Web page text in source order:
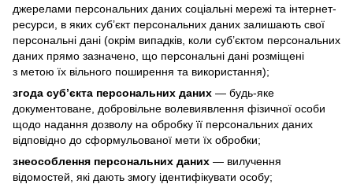
джерелами персональних даних соціальні мережі та інтернет-
ресурси, в яких суб’єкт персональних даних залишають свої
персональні дані (окрім випадків, коли суб’єктом персональних
даних прямо зазначено, що персональні дані розміщені
з метою їх вільного поширення та використання);
згода суб’єкта персональних даних — будь-яке
документоване, добровільне волевиявлення фізичної особи
щодо надання дозволу на обробку її персональних даних
відповідно до сформульованої мети їх обробки;
знеособлення персональних даних — вилучення
відомостей, які дають змогу ідентифікувати особу;